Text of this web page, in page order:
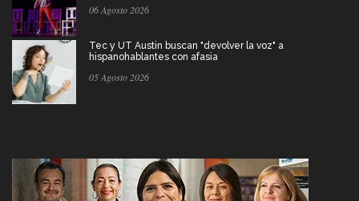
06 Agosto 2026
Tec y UT Austin buscan "devolver la voz" a
hispanohablantes con afasia
05 Agosto 2026